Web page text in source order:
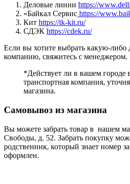
Деловые линии https://
«Байкал Сервис https://
Кит https://tk-kit.ru/
СДЭК https://cdek.ru/
Если вы хотите выбрать какую-
компанию, свяжитесь с менеджером.
*Действует ли в вашем городе
транспортная компания,
магазина.
Самовывоз из магазина
Вы можете забрать товар в нашем
Свободы, д. 52. Забрать покупку
родственник, который знает номер
оформлен.